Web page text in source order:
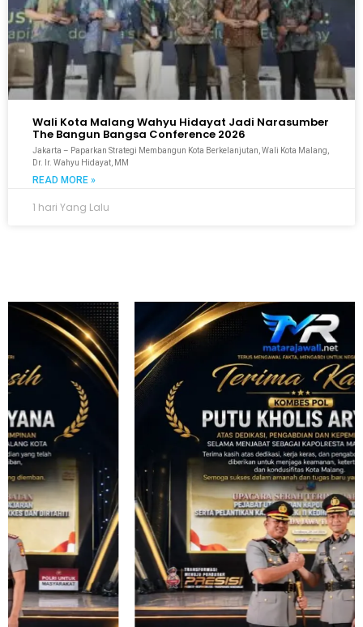
Wali Kota Malang Wahyu Hidayat Jadi Narasumber
The Bangun Bangsa Conference 2026
Jakarta – Paparkan Strategi Membangun Kota Berkelanjutan, Wali Kota Malang,
Dr. Ir. Wahyu Hidayat, MM
READ MORE »
1 hari Yang Lalu